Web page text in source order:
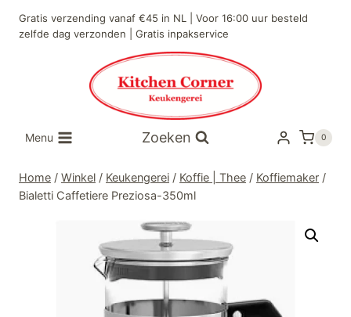
naar
Gratis verzending vanaf €45 in NL | Voor 16:00 uur besteld
zelfde dag verzonden | Gratis inpakservice
Menu Zoeken 0
Home / Winkel / Keukengerei / Koffie | Thee / Koffiemaker /
Bialetti Caffetiere Preziosa-350ml